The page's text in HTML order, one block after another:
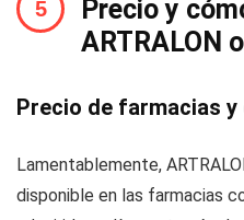
Precio y
ARTRALON
Precio de farmacias
Lamentablemente,
disponible en las farmacias